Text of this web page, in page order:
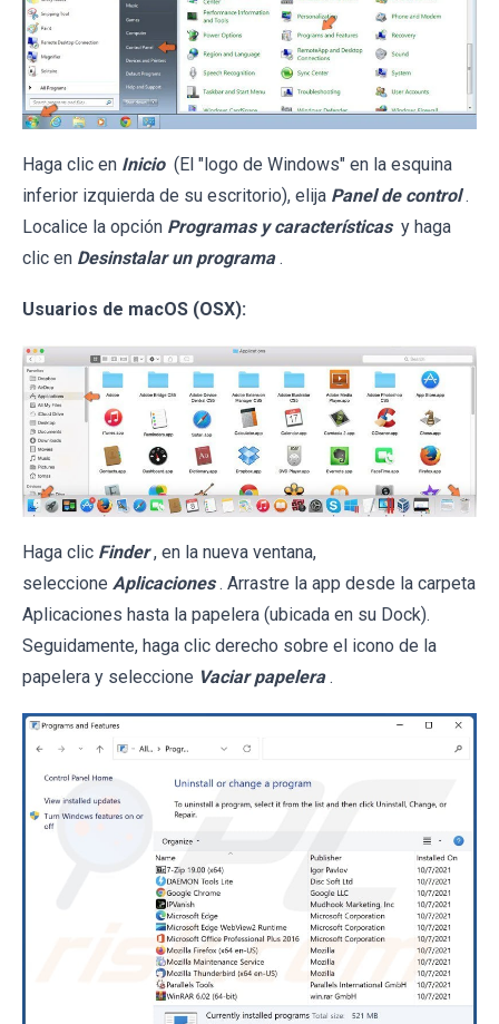
Haga clic en Inicio (El "logo de Windows" en la esquina
inferior izquierda de su escritorio), elija Panel de control .
Localice la opción Programas y características y haga
clic en Desinstalar un programa .
Usuarios de macOS (OSX):
Haga clic Finder , en la nueva ventana,
seleccione Aplicaciones . Arrastre la app desde la carpeta
Aplicaciones hasta la papelera (ubicada en su Dock).
Seguidamente, haga clic derecho sobre el icono de la
papelera y seleccione Vaciar papelera .